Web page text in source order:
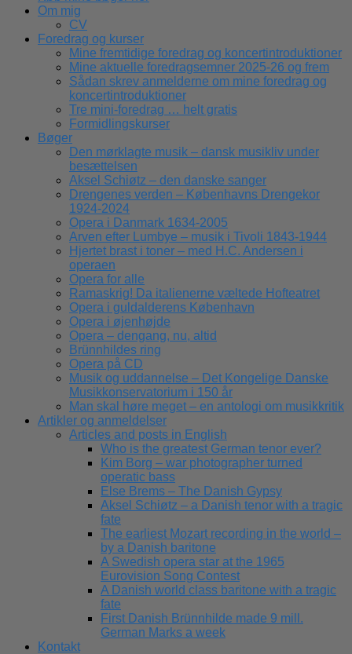
Om mig
CV
Foredrag og kurser
Mine fremtidige foredrag og koncertintroduktioner
Mine aktuelle foredragsemner 2025-26 og frem
Sådan skrev anmelderne om mine foredrag og
koncertintroduktioner
Tre mini-foredrag … helt gratis
Formidlingskurser
Bøger
Den mørklagte musik – dansk musikliv under
besættelsen
Aksel Schiøtz – den danske sanger
Drengenes verden – Københavns Drengekor
1924-2024
Opera i Danmark 1634-2005
Arven efter Lumbye – musik i Tivoli 1843-1944
Hjertet brast i toner – med H.C. Andersen i
operaen
Opera for alle
Ramaskrig! Da italienerne væltede Hofteatret
Opera i guldalderens København
Opera i øjenhøjde
Opera – dengang, nu, altid
Brünnhildes ring
Opera på CD
Musik og uddannelse – Det Kongelige Danske
Musikkonservatorium i 150 år
Man skal høre meget – en antologi om musikkritik
Artikler og anmeldelser
Articles and posts in English
Who is the greatest German tenor ever?
Kim Borg – war photographer turned
operatic bass
Else Brems – The Danish Gypsy
Aksel Schiøtz – a Danish tenor with a tragic
fate
The earliest Mozart recording in the world –
by a Danish baritone
A Swedish opera star at the 1965
Eurovision Song Contest
A Danish world class baritone with a tragic
fate
First Danish Brünnhilde made 9 mill.
German Marks a week
Kontakt